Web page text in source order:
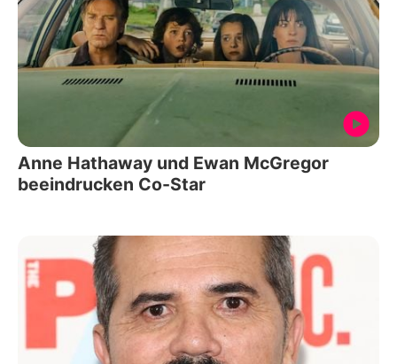
Anne Hathaway und Ewan McGregor
beeindrucken Co-Star